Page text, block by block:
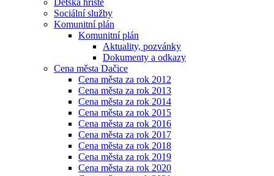
Dětská hřiště
Sociální služby
Komunitní plán
Komunitní plán
Aktuality, pozvánky
Dokumenty a odkazy
Cena města Dačice
Cena města za rok 2012
Cena města za rok 2013
Cena města za rok 2014
Cena města za rok 2015
Cena města za rok 2016
Cena města za rok 2017
Cena města za rok 2018
Cena města za rok 2019
Cena města za rok 2020